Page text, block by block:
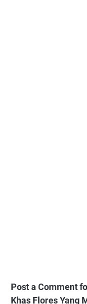
Post a Comment
Khas Flores Yang